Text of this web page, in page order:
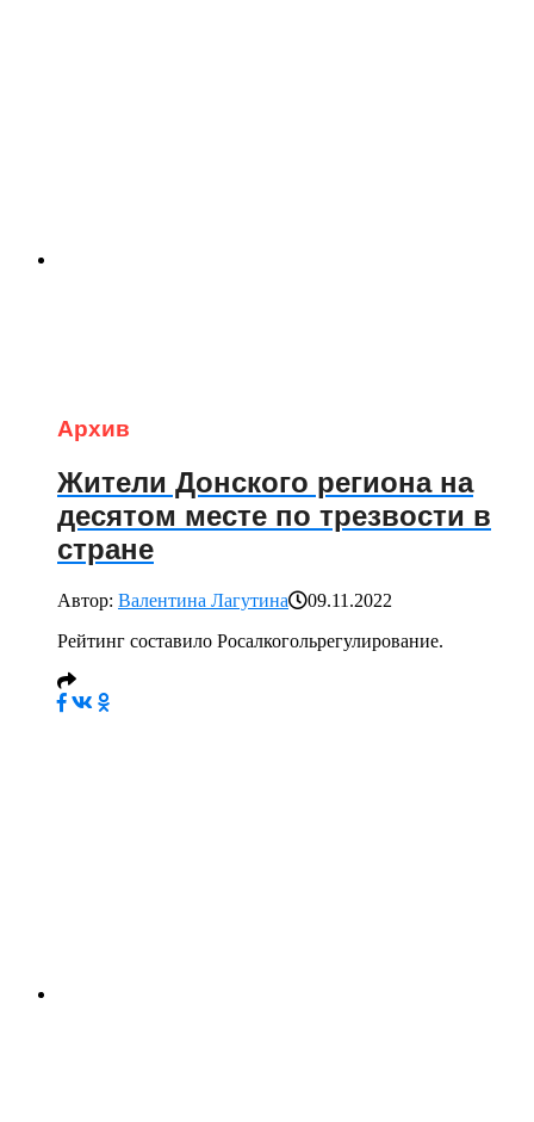
Архив
Жители Донского региона на
десятом месте по трезвости в
стране
Автор: Валентина Лагутина
09.11.2022
Рейтинг составило Росалкогольрегулирование.